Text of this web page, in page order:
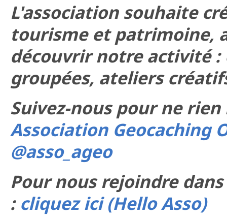
L'association souhaite
tourisme et patrimoine,
découvrir notre activité :
groupées, ateliers
Suivez-nous pour ne
Association Geocaching
@asso_ageo
Pour nous rejoindre
: cliquez ici (Hello Asso)